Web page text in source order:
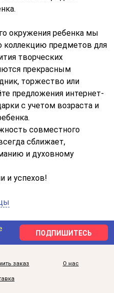
окружения ребенка мы
коллекцию предметов для
творческих
прекрасным
торжество или
предложения интернет-
с учетом возраста и
совместного
сближает,
и духовному
и успехов!
ПОДПИШИТЕСЬ
заказ О нас